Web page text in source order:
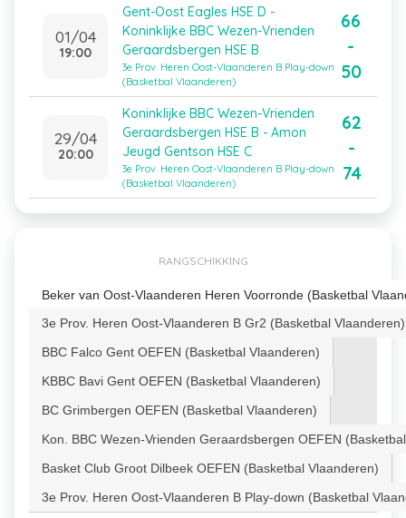
01/04
19:00
Gent-Oost Eagles HSE D -
Koninklijke BBC Wezen-Vrienden
Geraardsbergen HSE B
3e Prov. Heren Oost-Vlaanderen B Play-down
(Basketbal Vlaanderen)
66
-
50
29/04
20:00
Koninklijke BBC Wezen-Vrienden
Geraardsbergen HSE B - Amon
Jeugd Gentson HSE C
3e Prov. Heren Oost-Vlaanderen B Play-down
(Basketbal Vlaanderen)
62
-
74
RANGSCHIKKING
Beker van Oost-Vlaanderen Heren Voorronde (Basketbal
3e Prov. Heren Oost-Vlaanderen B Gr2 (Basketbal Vlaanderen)
BBC Falco Gent OEFEN (Basketbal Vlaanderen)
KBBC Bavi Gent OEFEN (Basketbal Vlaanderen)
BC Grimbergen OEFEN (Basketbal Vlaanderen)
Kon. BBC Wezen-Vrienden Geraardsbergen OEFEN
Basket Club Groot Dilbeek OEFEN (Basketbal Vlaanderen)
3e Prov. Heren Oost-Vlaanderen B Play-down (Basketbal